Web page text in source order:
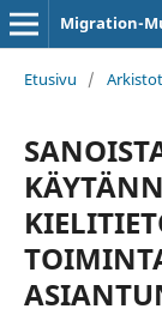
Migration-
Etusivu / Arkistot